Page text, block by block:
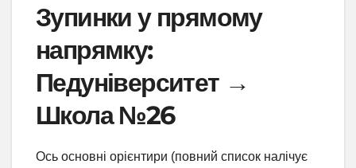
Зупинки у прямому
напрямку:
Педуніверситет →
Школа №26
Ось основні орієнтири (повний список налічує